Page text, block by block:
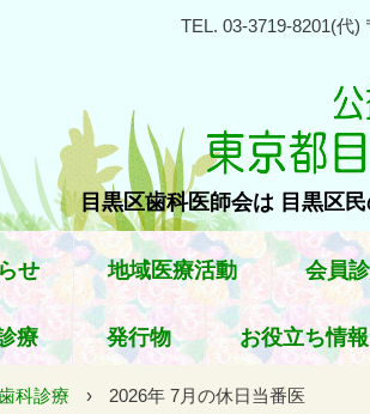
TEL. 03-3719-8201(代)
目黒区歯科医師会は 目黒区
せ 地域医療活動 会員
療 発行物 お役立ち情報
科診療 › 2026年 7月の休日当番医